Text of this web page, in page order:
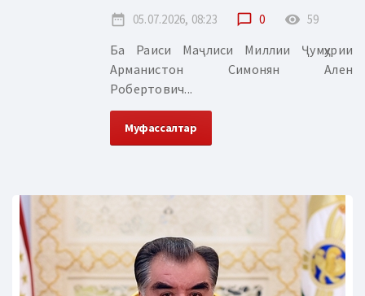
date_range 05.07.2026, 08:23 chat_bubble_outline 0 remove_red_eye 59
Ба Раиси Маҷлиси Миллии Ҷумҳурии
Арманистон Симонян Ален
Робертович...
Муфассалтар